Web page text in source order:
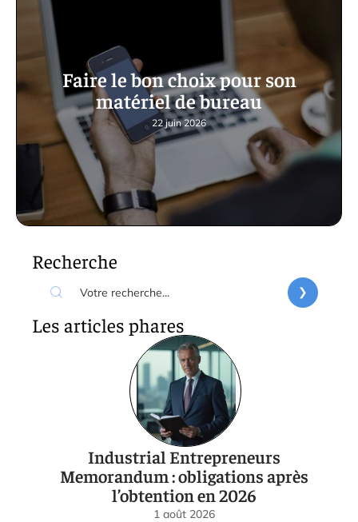
Faire le bon choix pour son
matériel de bureau
22 juin 2026
Recherche
Les articles phares
Industrial Entrepreneurs
Memorandum : obligations après
l’obtention en 2026
1 août 2026